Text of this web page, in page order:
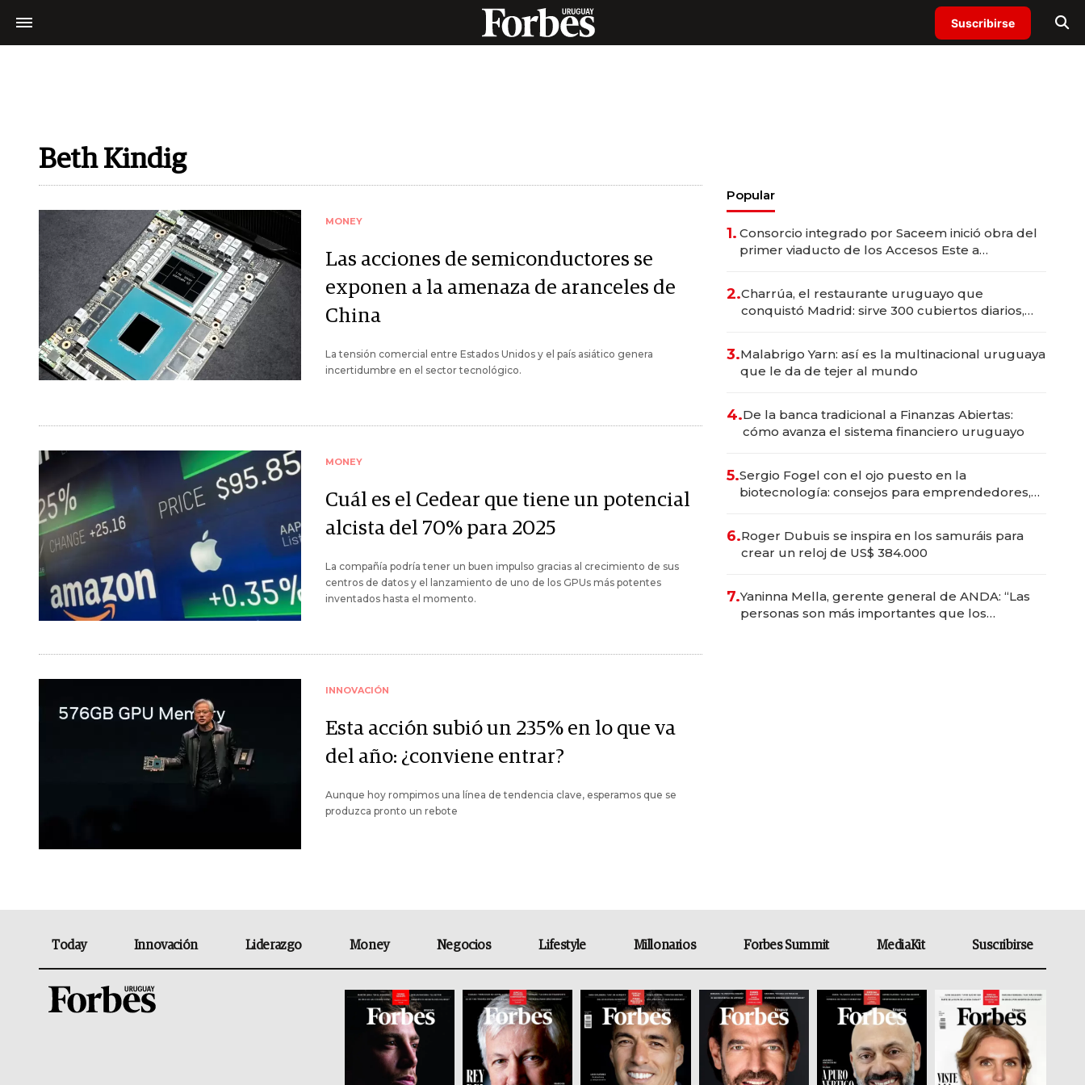
Suscribirse
Beth Kindig
MONEY
Las acciones de semiconductores se
exponen a la amenaza de aranceles de
China
La tensión comercial entre Estados Unidos y el país asiático genera
incertidumbre en el sector tecnológico.
MONEY
Cuál es el Cedear que tiene un potencial
alcista del 70% para 2025
La compañía podría tener un buen impulso gracias al crecimiento de sus
centros de datos y el lanzamiento de uno de los GPUs más potentes
inventados hasta el momento.
INNOVACIÓN
Esta acción subió un 235% en lo que va
del año: ¿conviene entrar?
Aunque hoy rompimos una línea de tendencia clave, esperamos que se
produzca pronto un rebote
Popular
1. Consorcio integrado por Saceem inició obra del
primer viaducto de los Accesos Este a
2.Charrúa, el restaurante uruguayo que
conquistó Madrid: sirve 300 cubiertos diarios,
3.Malabrigo Yarn: así es la multinacional uruguaya
que le da de tejer al mundo
4.De la banca tradicional a Finanzas Abiertas:
cómo avanza el sistema financiero uruguayo
5.Sergio Fogel con el ojo puesto en la
biotecnología: consejos para emprendedores,
6.Roger Dubuis se inspira en los samuráis para
crear un reloj de US$ 384.000
7.Yaninna Mella, gerente general de ANDA: “Las
personas son más importantes que los
Today Innovación Liderazgo Money Negocios Lifestyle Millonarios Forbes Summit MediaKit Suscribirse